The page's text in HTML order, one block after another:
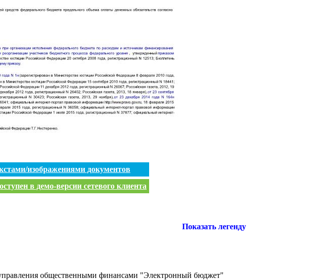
изображениями документов
в демо-версии сетевого клиента
Показать легенду
общественными финансами "Электронный бюджет"